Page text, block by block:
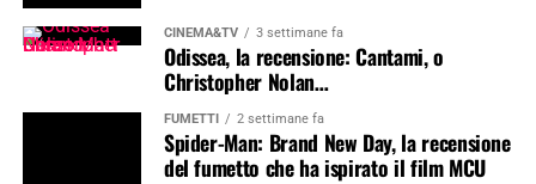
CINEMA&TV 3 settimane fa
Odissea, la recensione: Cantami, o
Christopher Nolan…
FUMETTI 2 settimane fa
Spider-Man: Brand New Day, la recensione
del fumetto che ha ispirato il film MCU